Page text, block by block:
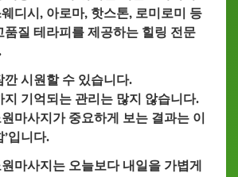
디시, 아로마, 핫스톤, 로미로미 등
품질 테라피를 제공하는 힐링 전문
깐 시원할 수 있습니다.
지 기억되는 관리는 많지 않습니다.
마사지가 중요하게 보는 결과는 이
’입니다.
마사지는 오늘보다 내일을 가볍게